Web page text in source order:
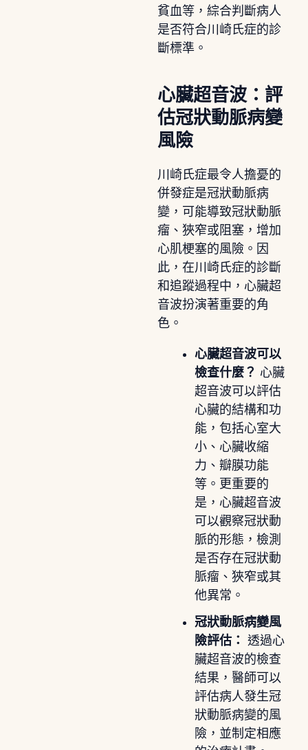
貧血等，綜合判斷病人
是否符合川崎氏症的診
斷標準。
心臟超音波：評
估冠狀動脈病變
風險
川崎氏症最令人擔憂的
併發症是冠狀動脈病
變，可能導致冠狀動脈
瘤、狹窄或阻塞，增加
心肌梗塞的風險。因
此，在川崎氏症的診斷
和追蹤過程中，心臟超
音波扮演著重要的角
色。
心臟超音波可以
檢查什麼？ 心臟
超音波可以評估
心臟的結構和功
能，包括心室大
小、心臟收縮
力、瓣膜功能
等。更重要的
是，心臟超音波
可以觀察冠狀動
脈的形態，檢測
是否存在冠狀動
脈瘤、狹窄或其
他異常。
冠狀動脈病變風
險評估： 透過心
臟超音波的檢查
結果，醫師可以
評估病人發生冠
狀動脈病變的風
險，並制定相應